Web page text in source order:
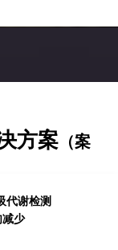
方案 （案
代谢检测
减少